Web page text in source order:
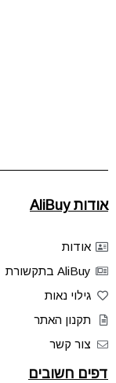
אודות AliBuy
אודות
AliBuy בתקשורת
גילוי נאות
תקנון האתר
צור קשר
דפים חשובים